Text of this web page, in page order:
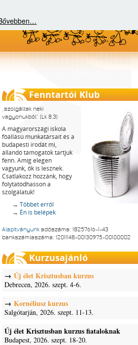
Fenntartói Klub
szolgáltak neki
vagyonukból
(Lk 8,3)
A magyarországi iskola
főállású munkatársait és a
budapesti irodát mi,
állandó támogatók tartjuk
fenn. Amíg elegen
vagyunk, ők is lesznek.
Csatlakozz hozzánk, hogy
folytatódhasson a
szolgálatuk!
→ Többet erről
→ Én is belépek
Alapítványunk adószáma: 18257616-1-43
bankszámlaszáma: 12011148-00130975-00100002
Kurzusajánló
Új élet Krisztusban kurzus
Debrecen, 2026. szept. 4-6.
Kornéliusz kurzus
Salgótarján, 2026. szept. 11-13.
Új élet Krisztusban kurzus fiataloknak
Budapest, 2026. szept. 18-20.